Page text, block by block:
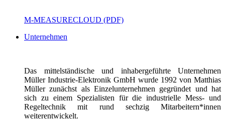
M-MEASURECLOUD (PDF)
Unternehmen
Das mittelständische und inhabergeführte Unternehmen
Müller Industrie-Elektronik GmbH wurde 1992 von Matthias
Müller zunächst als Einzelunternehmen gegründet und hat
sich zu einem Spezialisten für die industrielle Mess- und
Regeltechnik mit rund sechzig Mitarbeitern*innen
weiterentwickelt.